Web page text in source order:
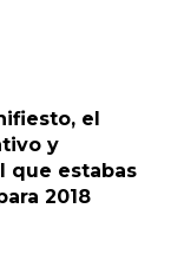
el
y
que estabas
2018